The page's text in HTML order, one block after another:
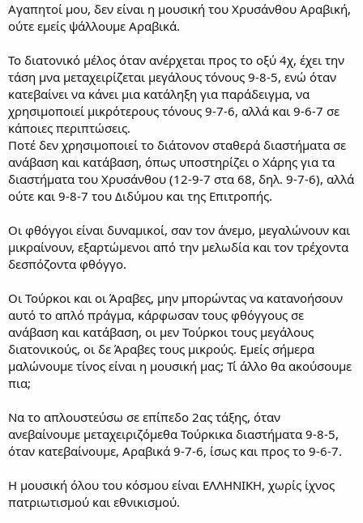
Αγαπητοί μου, δεν είναι η μουσική του Χρυσάνθου Αραβική,
ούτε εμείς ψάλλουμε Αραβικά.
Το διατονικό μέλος όταν ανέρχεται προς το οξύ 4χ, έχει την
τάση μνα μεταχειρίζεται μεγάλους τόνους 9-8-5, ενώ όταν
κατεβαίνει να κάνει μια κατάληξη για παράδειγμα, να
χρησιμοποιεί μικρότερους τόνους 9-7-6, αλλά και 9-6-7 σε
κάποιες περιπτώσεις.
Ποτέ δεν χρησιμοποιεί το διάτονον σταθερά διαστήματα σε
ανάβαση και κατάβαση, όπως υποστηρίζει ο Χάρης για τα
διαστήματα του Χρυσάνθου (12-9-7 στα 68, δηλ. 9-7-6), αλλά
ούτε και 9-8-7 του Διδύμου και της Επιτροπής.
Οι φθόγγοι είναι δυναμικοί, σαν τον άνεμο, μεγαλώνουν και
μικραίνουν, εξαρτώμενοι από την μελωδία και τον τρέχοντα
δεσπόζοντα φθόγγο.
Οι Τούρκοι και οι Άραβες, μην μπορώντας να κατανοήσουν
αυτό το απλό πράγμα, κάρφωσαν τους φθόγγους σε
ανάβαση και κατάβαση, οι μεν Τούρκοι τους μεγάλους
διατονικούς, οι δε Άραβες τους μικρούς. Εμείς σήμερα
μαλώνουμε τίνος είναι η μουσική μας; Τί άλλο θα ακούσουμε
πια;
Να το απλουστεύσω σε επίπεδο 2ας τάξης, όταν
ανεβαίνουμε μεταχειριζόμεθα Τούρκικα διαστήματα 9-8-5,
όταν κατεβαίνουμε, Αραβικά 9-7-6, ίσως και προς το 9-6-7.
Η μουσική όλου του κόσμου είναι ΕΛΛΗΝΙΚΗ, χωρίς ίχνος
πατριωτισμού και εθνικισμού.